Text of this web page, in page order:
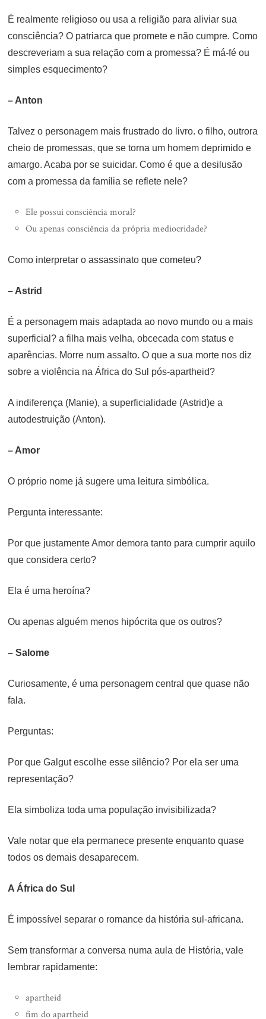
É realmente religioso ou usa a religião para aliviar sua
consciência? O patriarca que promete e não cumpre. Como
descreveriam a sua relação com a promessa? É má-fé ou
simples esquecimento?
– Anton
Talvez o personagem mais frustrado do livro. o filho, outrora
cheio de promessas, que se torna um homem deprimido e
amargo. Acaba por se suicidar. Como é que a desilusão
com a promessa da família se reflete nele?
Ele possui consciência moral?
Ou apenas consciência da própria mediocridade?
Como interpretar o assassinato que cometeu?
– Astrid
É a personagem mais adaptada ao novo mundo ou a mais
superficial? a filha mais velha, obcecada com status e
aparências. Morre num assalto. O que a sua morte nos diz
sobre a violência na África do Sul pós-apartheid?
A indiferença (Manie), a superficialidade (Astrid)e a
autodestruição (Anton).
– Amor
O próprio nome já sugere uma leitura simbólica.
Pergunta interessante:
Por que justamente Amor demora tanto para cumprir aquilo
que considera certo?
Ela é uma heroína?
Ou apenas alguém menos hipócrita que os outros?
– Salome
Curiosamente, é uma personagem central que quase não
fala.
Perguntas:
Por que Galgut escolhe esse silêncio? Por ela ser uma
representação?
Ela simboliza toda uma população invisibilizada?
Vale notar que ela permanece presente enquanto quase
todos os demais desaparecem.
A África do Sul
É impossível separar o romance da história sul-africana.
Sem transformar a conversa numa aula de História, vale
lembrar rapidamente:
apartheid
fim do apartheid